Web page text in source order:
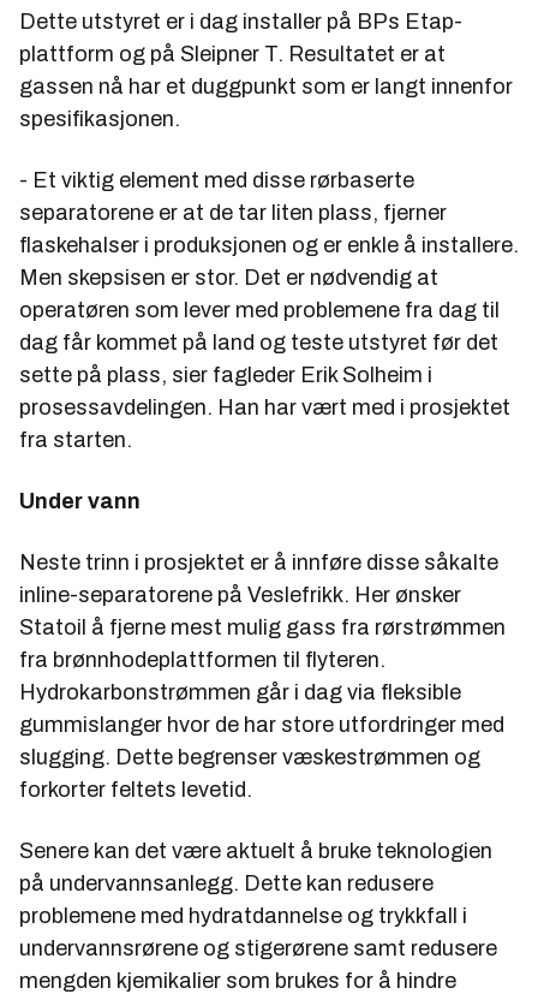
Dette utstyret er i dag installer på BPs Etap-
plattform og på Sleipner T. Resultatet er at
gassen nå har et duggpunkt som er langt innenfor
spesifikasjonen.
- Et viktig element med disse rørbaserte
separatorene er at de tar liten plass, fjerner
flaskehalser i produksjonen og er enkle å installere.
Men skepsisen er stor. Det er nødvendig at
operatøren som lever med problemene fra dag til
dag får kommet på land og teste utstyret før det
sette på plass, sier fagleder Erik Solheim i
prosessavdelingen. Han har vært med i prosjektet
fra starten.
Under vann
Neste trinn i prosjektet er å innføre disse såkalte
inline-separatorene på Veslefrikk. Her ønsker
Statoil å fjerne mest mulig gass fra rørstrømmen
fra brønnhodeplattformen til flyteren.
Hydrokarbonstrømmen går i dag via fleksible
gummislanger hvor de har store utfordringer med
slugging. Dette begrenser væskestrømmen og
forkorter feltets levetid.
Senere kan det være aktuelt å bruke teknologien
på undervannsanlegg. Dette kan redusere
problemene med hydratdannelse og trykkfall i
undervannsrørene og stigerørene samt redusere
mengden kjemikalier som brukes for å hindre